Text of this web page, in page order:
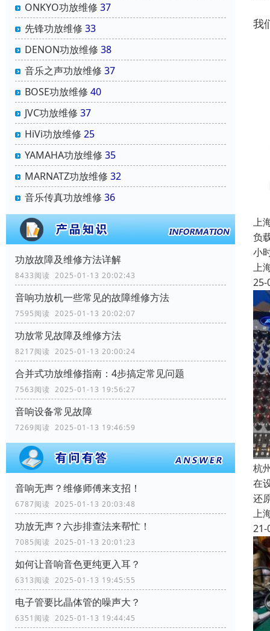
ONKYO功放维修 37
先锋功放维修 33
DENON功放维修 38
音乐之声功放维修 37
BOSE功放维修 40
JVC功放维修 37
HiVi功放维修 25
YAMAHA功放维修 35
MARNATZ功放维修 32
音乐传真功放维修 36
功放故障及维修方法详解
8433阅读 2025-01-13 20:02:43
音响功放机一些常见的故障维修方法
7595阅读 2025-01-13 20:02:07
功放常见故障及维修方法
8217阅读 2025-01-13 20:00:24
合并式功放维修指南：4步搞定常见问题
7563阅读 2025-01-13 19:56:27
音响设备常见故障
7269阅读 2025-01-13 19:46:59
音响无声？维修师傅来支招！
6787阅读 2025-01-13 20:03:48
功放无声？六步排查法来帮忙！
7085阅读 2025-01-13 20:01:23
如何让音响音色更纯更入耳？
6313阅读 2025-01-13 19:45:55
电子管要比晶体管的噪声大？
6351阅读 2025-01-13 19:44:45
我
上
负
小
上
25-
杭
在
还
上
21-